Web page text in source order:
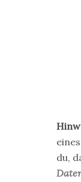
du,